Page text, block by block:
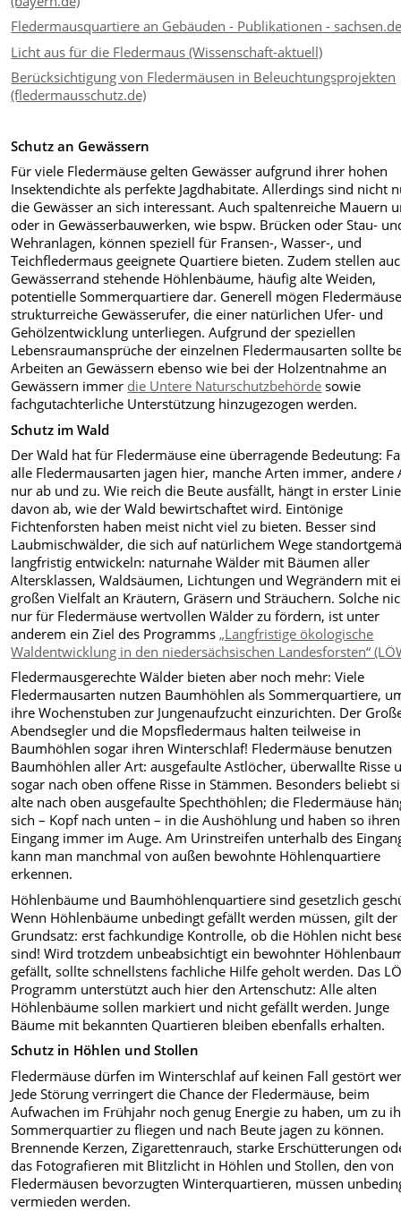
Fledermausquartiere an Gebäuden - Publikationen -
Licht aus für die Fledermaus (Wissenschaft-aktuell)
Berücksichtigung von Fledermäusen in Beleuchtungsprojekten
(fledermausschutz.de)
Schutz an Gewässern
Für viele Fledermäuse gelten Gewässer aufgrund ihrer hohen
Insektendichte als perfekte Jagdhabitate. Allerdings sind nicht
die Gewässer an sich interessant. Auch spaltenreiche Mauern
oder in Gewässerbauwerken, wie bspw. Brücken oder Stau-
Wehranlagen, können speziell für Fransen-, Wasser-, und
Teichfledermaus geeignete Quartiere bieten. Zudem stellen
Gewässerrand stehende Höhlenbäume, häufig alte Weiden,
potentielle Sommerquartiere dar. Generell mögen
strukturreiche Gewässerufer, die einer natürlichen Ufer- und
Gehölzentwicklung unterliegen. Aufgrund der speziellen
Lebensraumansprüche der einzelnen Fledermausarten sollte
Arbeiten an Gewässern ebenso wie bei der Holzentnahme an
Gewässern immer die Untere Naturschutzbehörde sowie
fachgutachterliche Unterstützung hinzugezogen werden.
Schutz im Wald
Der Wald hat für Fledermäuse eine überragende Bedeutung:
alle Fledermausarten jagen hier, manche Arten immer, andere
nur ab und zu. Wie reich die Beute ausfällt, hängt in erster Linie
davon ab, wie der Wald bewirtschaftet wird. Eintönige
Fichtenforsten haben meist nicht viel zu bieten. Besser sind
Laubmischwälder, die sich auf natürlichem Wege
langfristig entwickeln: naturnahe Wälder mit Bäumen aller
Altersklassen, Waldsäumen, Lichtungen und Wegrändern mit
großen Vielfalt an Kräutern, Gräsern und Sträuchern.Solche
nur für Fledermäuse wertvollen Wälder zu fördern, ist unter
anderem ein Ziel des Programms „Langfristige ökologische
Waldentwicklung in den niedersächsischen Landesforsten“
Fledermausgerechte Wälder bieten aber noch mehr: Viele
Fledermausarten nutzen Baumhöhlen als Sommerquartiere,
ihre Wochenstuben zur Jungenaufzucht einzurichten. Der
Abendsegler und die Mopsfledermaus halten teilweise in
Baumhöhlen sogar ihren Winterschlaf! Fledermäuse benutzen
Baumhöhlen aller Art: ausgefaulte Astlöcher, überwallte Risse
sogar nach oben offene Risse in Stämmen. Besonders beliebt
alte nach oben ausgefaulte Spechthöhlen; die Fledermäuse
sich – Kopf nach unten – in die Aushöhlung und haben so ihren
Eingang immer im Auge. Am Urinstreifen unterhalb des
kann man manchmal von außen bewohnte Höhlenquartiere
erkennen.
Höhlenbäume und Baumhöhlenquartiere sind gesetzlich
Wenn Höhlenbäume unbedingt gefällt werden müssen, gilt der
Grundsatz: erst fachkundige Kontrolle, ob die Höhlen nicht
sind! Wird trotzdem unbeabsichtigt ein bewohnter
gefällt, sollte schnellstens fachliche Hilfe geholt werden. Das
Programm unterstützt auch hier den Artenschutz: Alle alten
Höhlenbäume sollen markiert und nicht gefällt werden. Junge
Bäume mit bekannten Quartieren bleiben ebenfalls erhalten.
Schutz in Höhlen und Stollen
Fledermäuse dürfen im Winterschlaf auf keinen Fall gestört
Jede Störung verringert die Chance der Fledermäuse, beim
Aufwachen im Frühjahr noch genug Energie zu haben, um zu
Sommerquartier zu fliegen und nach Beute jagen zu können.
Brennende Kerzen, Zigarettenrauch, starke Erschütterungen
das Fotografieren mit Blitzlicht in Höhlen und Stollen, den von
Fledermäusen bevorzugten Winterquartieren, müssen
vermieden werden.